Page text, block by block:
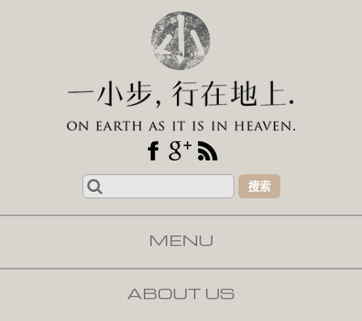
Search
for:
MENU
SKIP TO CONTENT
ABOUT US